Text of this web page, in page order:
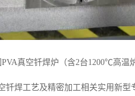
真空钎焊炉（含2台1200℃高
钎焊工艺及精密加工相关实用新型